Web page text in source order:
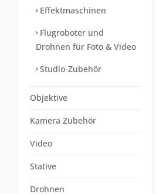
Effektmaschinen
Flugroboter und
Drohnen für Foto & Video
Studio-Zubehör
Objektive
Kamera Zubehör
Video
Stative
Drohnen